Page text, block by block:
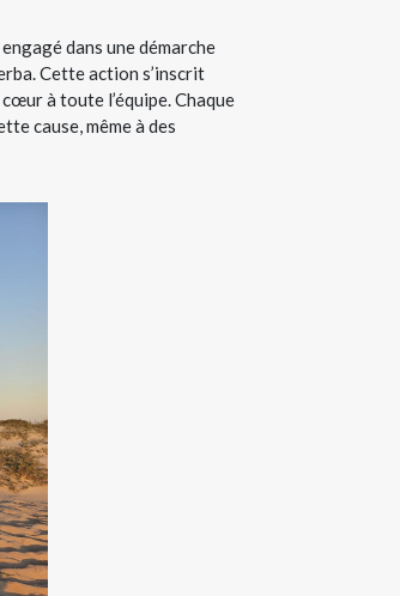
dans une démarche
Cette action s’inscrit
à toute l’équipe. Chaque
cause, même à des